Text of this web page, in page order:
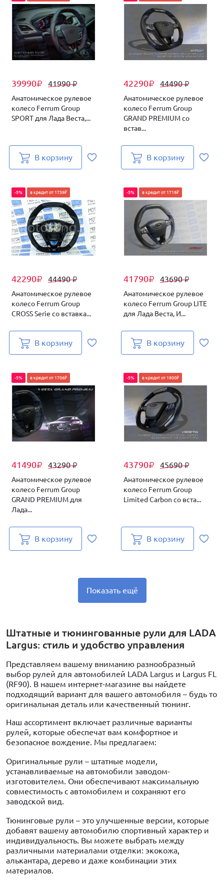
39990₽ 41990₽
Анатомическое рулевое
колесо Ferrum Group
SPORT для Лада Веста,...
В корзину
42290₽ 44490₽
Анатомическое рулевое
колесо Ferrum Group
GRAND PREMIUM со
встав...
В корзину
42290₽ 44490₽
-5% в кредит от 1739₽
Анатомическое рулевое
колесо Ferrum Group
CROSS Serie со вставка...
В корзину
41790₽ 43690₽
-5% в кредит от 1718₽
Анатомическое рулевое
колесо Ferrum Group LITE
для Лада Веста, И...
В корзину
41490₽ 43290₽
-5% в кредит от 1706₽
Анатомическое рулевое
колесо Ferrum Group
GRAND PREMIUM для
Лада...
В корзину
43790₽ 45690₽
-5% в кредит от 1800₽
Анатомическое рулевое
колесо Ferrum Group
Limited Carbon со вста...
В корзину
Показать ещё
Штатные и тюнингованные рули для LADA
Largus: стиль и удобство управления
Представляем вашему вниманию разнообразный
выбор рулей для автомобилей LADA Largus и Largus FL
(RF90). В нашем интернет-магазине вы найдете
подходящий вариант для вашего автомобиля – будь то
оригинальная деталь или качественный тюнинг.
Наш ассортимент включает различные варианты
рулей, которые обеспечат вам комфортное и
безопасное вождение. Мы предлагаем:
Оригинальные рули – штатные модели,
устанавливаемые на автомобили заводом-
изготовителем. Они обеспечивают максимальную
совместимость с автомобилем и сохраняют его
заводской вид.
Тюнинговые рули – это улучшенные версии, которые
добавят вашему автомобилю спортивный характер и
индивидуальность. Вы можете выбрать между
различными материалами отделки: экокожа,
алькантара, дерево и даже комбинации этих
материалов.